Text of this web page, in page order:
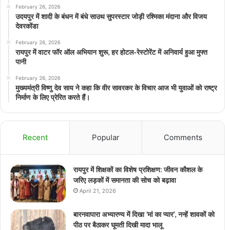
February 26, 2026
उदयपुर में शादी के बंधन में बंधे साउथ सुपरस्टार जोड़ी रश्मिका मंदाना और विजय
देवरकोंडा
February 26, 2026
रायपुर में वाटर फॉर ऑल अभियान शुरू, हर होटल-रेस्टोरेंट में अनिवार्य हुआ मुफ्त
पानी
February 26, 2026
मुख्यमंत्री विष्णु देव साय ने कहा कि वीर सावरकर के विचार आज भी युवाओं को राष्ट्र
निर्माण के लिए प्रेरित करते हैं।
Recent Popular Comments
रायपुर में शिक्षकों का विशेष प्रशिक्षण: जीवन कौशल के
जरिए लड़कों में समानता की सोच को बढ़ावा
April 21, 2026
बारनवापारा अभ्यारण्य में दिखा ‘मां का प्यार’, नन्हें शावकों को
पीठ पर बैठाकर घूमती दिखी मादा भालू